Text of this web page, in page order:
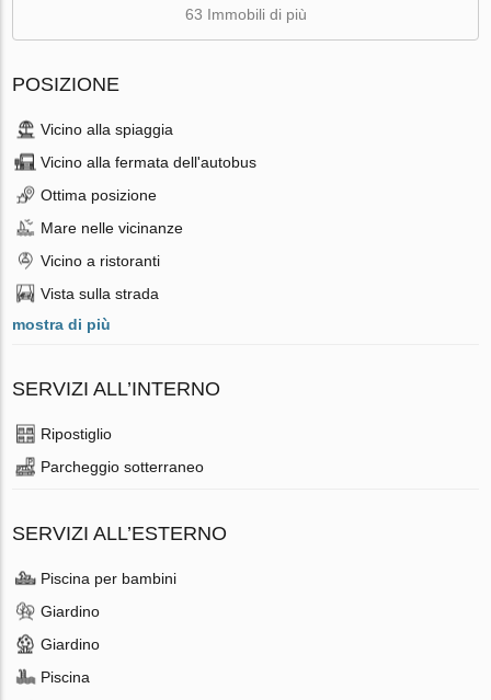
63 Immobili di più
POSIZIONE
Vicino alla spiaggia
Vicino alla fermata dell'autobus
Ottima posizione
Mare nelle vicinanze
Vicino a ristoranti
Vista sulla strada
mostra di più
SERVIZI ALL’INTERNO
Ripostiglio
Parcheggio sotterraneo
SERVIZI ALL’ESTERNO
Piscina per bambini
Giardino
Giardino
Piscina